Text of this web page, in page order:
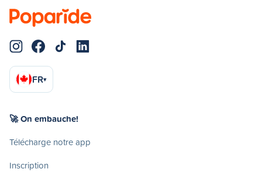
FR▾
🚀 On embauche!
Télécharge notre app
Inscription